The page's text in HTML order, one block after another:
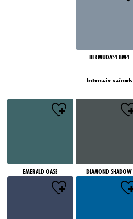
BERMUDAS4 BM4
Intenzív színek
EMERALD OASE DIAMOND SHADOW